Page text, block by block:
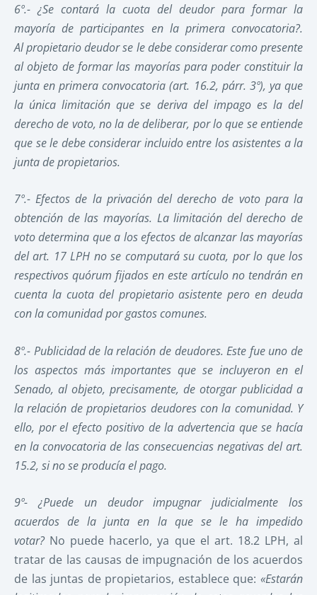
6º.-¿Se contará la cuota del deudor para formar la
mayoría de participantes en la primera convocatoria?.
Alpropietario deudor se le debe considerar como presente
al objeto de formar las mayorías para poder constituir la
junta en primera convocatoria (art. 16.2, párr. 3º), ya que
la única limitación que se deriva del impago es la del
derecho de voto, no la de deliberar, por lo que se entiende
que se le debe considerar incluido entre los asistentes a la
junta de propietarios.
7º.-Efectos de la privación del derecho de voto para la
obtención de las mayorías. La limitación del derecho de
voto determina que a los efectos de alcanzar las mayorías
del art. 17 LPH no se computará su cuota, por lo que los
respectivos quórum fijados en este artículo no tendrán en
cuenta la cuota del propietario asistente pero en deuda
con la comunidad por gastos comunes.
8º.- Publicidad de la relación de deudores.Este fue uno de
los aspectos más importantes que se incluyeron en el
Senado, al objeto, precisamente, de otorgar publicidad a
la relación de propietarios deudores con la comunidad. Y
ello, por el efecto positivo de la advertencia que se hacía
en la convocatoria de las consecuencias negativas del art.
15.2, si no se producía el pago.
9º-
¿Puede un deudor impugnar judicialmente los
acuerdos de la junta en la que se le ha impedido
votar? No puede hacerlo, ya que el art. 18.2 LPH, al
tratar de las causas de impugnación de los acuerdos
de las juntas de propietarios, establece que: «Estarán